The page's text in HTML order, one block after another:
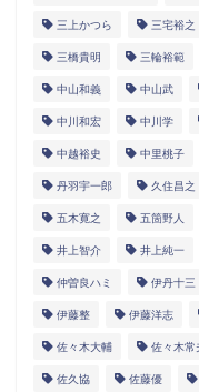
三上かつら 三宅裕之
三橋貴明 三輪裕範
中山和義 中山武
中川和宏 中川学
中越裕史 中里桃子
丹羽宇一郎 久住昌之
五木寛之 五箇野人
井上智介 井上純一
仲曽良ハミ 伊丹十三
伊藤整 伊藤洋志
佐々木大輔 佐々木常
佐久協 佐藤優